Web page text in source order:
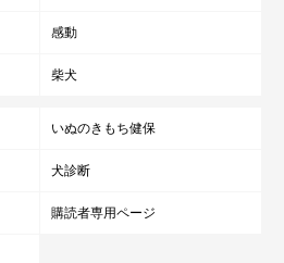
感動
柴犬
いぬのきもち健保
犬診断
購読者専用ページ